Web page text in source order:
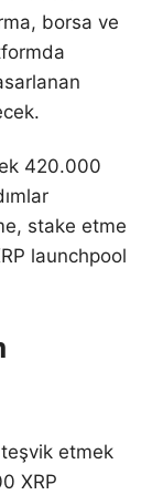
borsa ve
420.000
stake etme
launchpool
etmek
XRP